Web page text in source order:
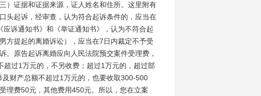
据和证据来源，证人姓名和住所。这里附有
头起诉，经审查，认为符合起诉条件的，应当在
诉通知书》和《举证通知书》，认为不符合起
方提起的离婚诉讼），应当在7日内裁定不予受
。原告起诉离婚应向人民法院预交案件受理费，
过1万元的，不另收费；超过1万元的，超过部
财产总额不超过1万元的，也要收取300-500
理费50元，其他费用450元。所以，您在立案